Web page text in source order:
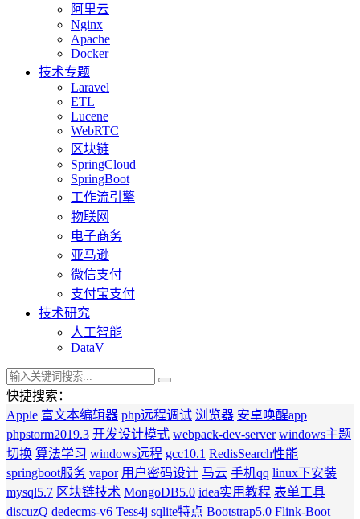
阿里云
Nginx
Apache
Docker
技术专题
Laravel
ETL
Lucene
WebRTC
区块链
SpringCloud
SpringBoot
工作流引擎
物联网
电子商务
亚马逊
微信支付
支付宝支付
技术研究
人工智能
DataV
快捷搜索：
Apple 富文本编辑器 php远程调试 浏览器 安卓唤醒app
phpstorm2019.3 开发设计模式 webpack-dev-server windows主题
切换 算法学习 windows远程 gcc10.1 RedisSearch性能
springboot服务 vapor 用户密码设计 马云 手机qq linux下安装
mysql5.7 区块链技术 MongoDB5.0 idea实用教程 表单工具
discuzQ dedecms-v6 Tess4j sqlite特点 Bootstrap5.0 Flink-Boot